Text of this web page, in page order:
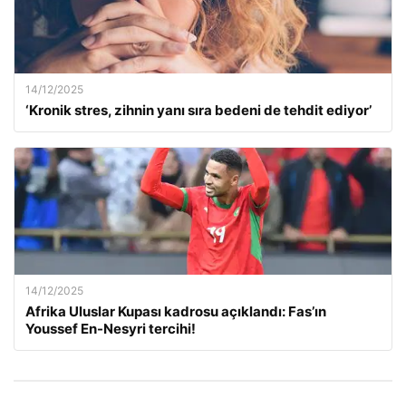
14/12/2025
‘Kronik stres, zihnin yanı sıra bedeni de tehdit ediyor’
14/12/2025
Afrika Uluslar Kupası kadrosu açıklandı: Fas’ın
Youssef En-Nesyri tercihi!